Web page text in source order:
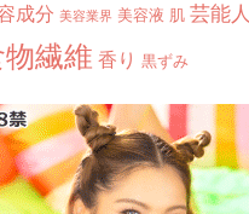
成分 美容業界 美容液 肌 芸能人
繊維 香り 黒ずみ